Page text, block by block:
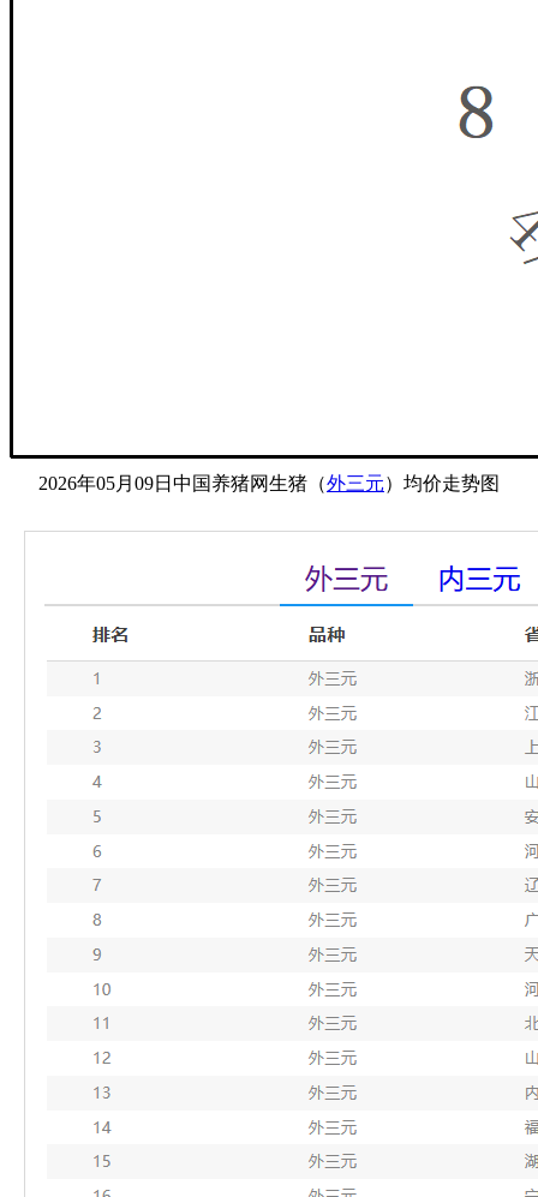
2026年05月09日中国养猪网生猪（外三元）均价走势图